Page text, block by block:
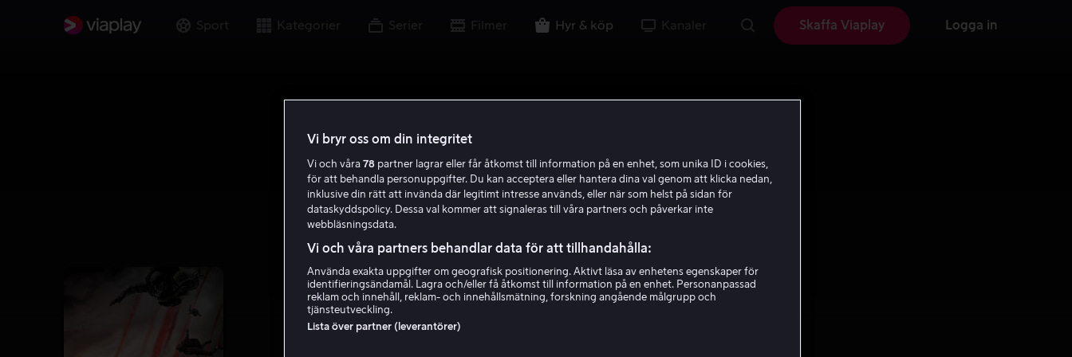
Sport Kategorier Serier Filmer Hyr & köp Kanaler Skaffa Viaplay Logga in
Vi bryr oss om din integritet
Vi och våra 78 partner lagrar eller får åtkomst till information på en enhet, som unika ID i cookies,
för att behandla personuppgifter. Du kan acceptera eller hantera dina val genom att klicka nedan,
inklusive din rätt att invända där legitimt intresse används, eller när som helst på sidan för
dataskyddspolicy. Dessa val kommer att signaleras till våra partners och påverkar inte
webbläsningsdata.
Vi och våra partners behandlar data för att tillhandahålla:
Använda exakta uppgifter om geografisk positionering. Aktivt läsa av enhetens egenskaper för
identifieringsändamål. Lagra och/eller få åtkomst till information på en enhet. Personanpassad
reklam och innehåll, reklam- och innehållsmätning, forskning angående målgrupp och
tjänsteutveckling.
Lista över partner (leverantörer)